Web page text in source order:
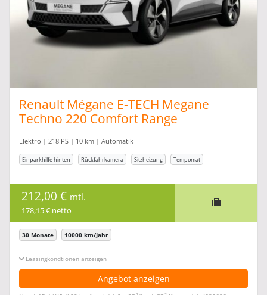
Renault Mégane E-TECH Megane
Techno 220 Comfort Range
Elektro | 218 PS | 10 km | Automatik
Einparkhilfe hinten Rückfahrkamera Sitzheizung Tempomat
212,00 € mtl.
178,15 € netto
30 Monate 10000 km/Jahr
Leasingkonditionen ein-/ausblenden
Angebot anzeigen